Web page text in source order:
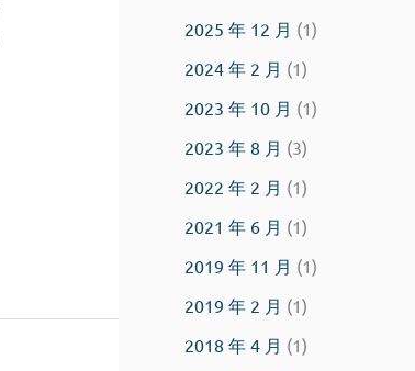
2025 年 12 月 (1)
2024 年 2 月 (1)
2023 年 10 月 (1)
2023 年 8 月 (3)
2022 年 2 月 (1)
2021 年 6 月 (1)
2019 年 11 月 (1)
2019 年 2 月 (1)
2018 年 4 月 (1)